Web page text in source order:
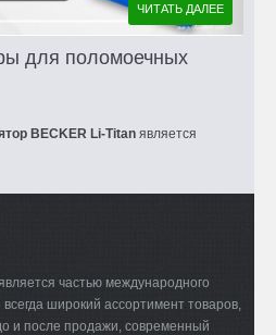
ЧИТАТЬ ДАЛЕЕ
для поломоечных
BECKER Li-Titan является
частью международного
широкий ассортимент товаров,
и после продажи, современный